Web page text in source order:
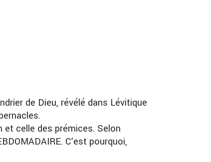
de Dieu, révélé dans Lévitique
celle des prémices. Selon
C’est pourquoi,